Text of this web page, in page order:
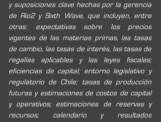
y suposiciones clave hechas por la gerencia
de Rio2 y Sixth Wave, que incluyen, entre
otras: expectativas sobre los precios
vigentes de las materias primas, las tasas
de cambio, las tasas de interés, las tasas de
regalías aplicables y las leyes fiscales;
eficiencias de capital; entorno legislativo y
regulatorio de Chile; tasas de producción
futuras y estimaciones de costos de capital
y operativos; estimaciones de reservas y
recursos; calendario y resultados